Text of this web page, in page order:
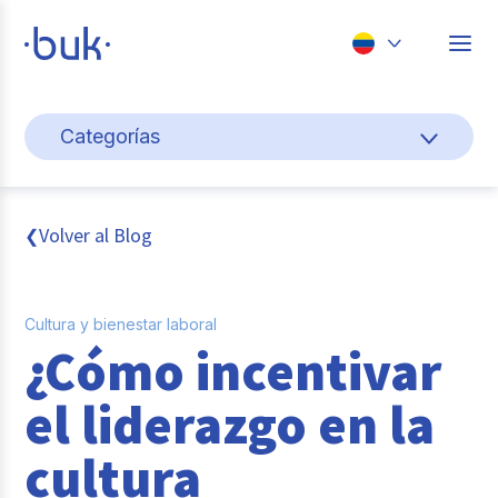
Perú
Categorías
Cultura y bienestar laboral
Gestión de personas
Pago de nómina
Buk
Transformación digital
Tendencias y Data
❮Volver al Blog
Cultura y bienestar laboral
¿Cómo incentivar
el liderazgo en la
cultura